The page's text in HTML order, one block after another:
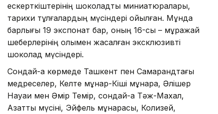
ескерткіштерінің шоколадты миниатюралары,
тарихи тұлғалардың мүсіндері қойылған. Мұнда
барлығы 19 экспонат бар, оның 16-сы – мұражай
шеберлерінің қолымен жасалған эксклюзивті
шоколад мүсіндері.
Сондай-ақ көрмеде Ташкент пен Самарқандтағы
медреселер, Келте мұнар-Кіші мұнара, Әлішер
Науаи мен Әмір Темір, сондай-ақ Тәж-Махал,
Азаттық мүсіні, Эйфель мұнарасы, Колизей,